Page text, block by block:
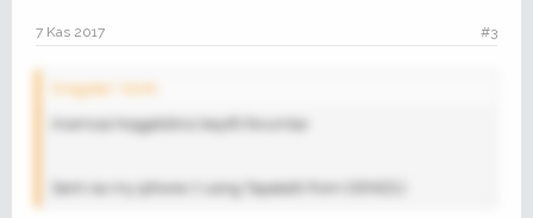
7 Kas 2017 #3
Dragstar' Alıntı:
Aramıza hoşgeldiniz keyifli forumlar
Sent via my iphone 7 using Tapatalk from DENİZLİ